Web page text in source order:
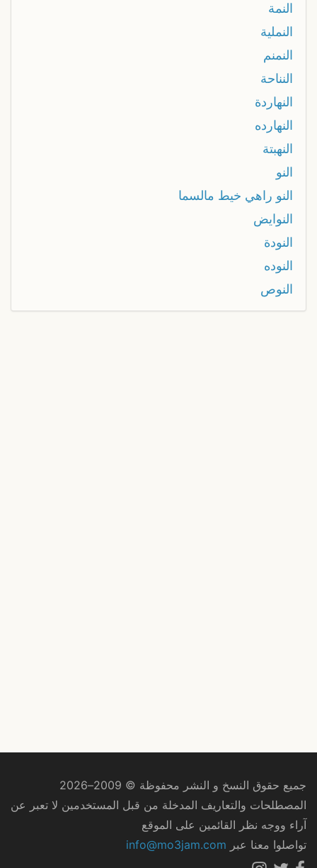
النمة
النملية
النمنم
النناحة
النهاردة
النهارده
النهبتة
النو
النو راهي خيط مالسما
النوايض
النودة
النوده
النوص
جميع حقوق النسخ و النشر محفوظة © 2009–2026
المصطلحات والتعاريف المدخلة من قبل المستخدمين لا تعبر عن
آراء ووجه نظر القائمين على الموقع
تواصلوا معنا عبر info@mo3jam.com